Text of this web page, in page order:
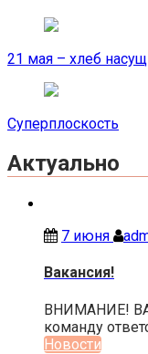
Навигация
по
записям
21 мая – хлеб
Суперплоскость
Актуально
7 июня
Вакансия!
ВНИМАНИЕ!
команду
Новости